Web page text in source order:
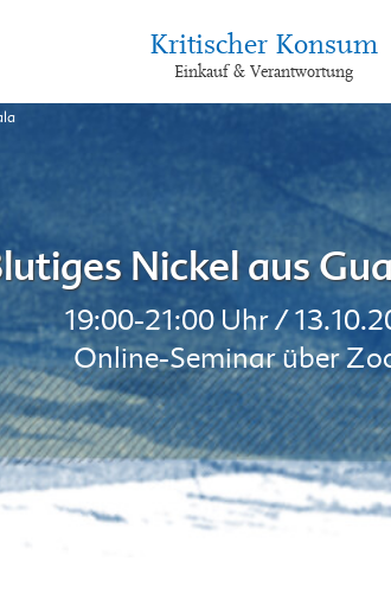
Kritischer Konsum
Einkauf & Verantwortung
Nickel aus
19:00-21:00 Uhr /
Online-Seminar über